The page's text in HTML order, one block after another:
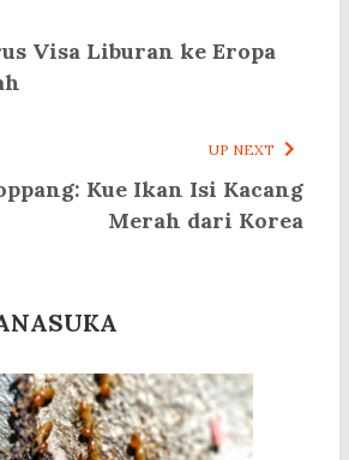
Visa Liburan ke Eropa
UP NEXT
Kue Ikan Isi Kacang
Merah dari Korea